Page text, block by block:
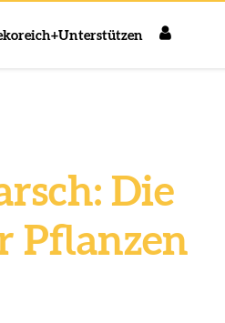
Unterstützen
Die
Pflanzen